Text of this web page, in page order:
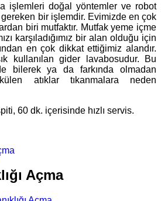
işlemleri doğal yöntemler ve robot
gereken bir işlemdir. Evimizde en çok
biri mutfaktır. Mutfak yeme içme
karşıladığımız bir alan olduğu için
en çok dikkat ettiğimiz alandır.
kullanılan gider lavabosudur. Bu
bilerek ya da farkında olmadan
atıklar tıkanmalara neden
60 dk. içerisinde hızlı servis.
Açma